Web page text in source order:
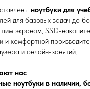
ноутбуки для
для базовых задач до
экраном, SSD-
комфортной
и онлайн-занятий.
нас
ноутбуки в наличии,